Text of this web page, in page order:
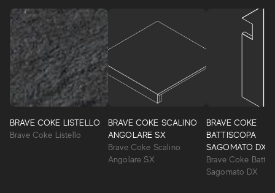
BRAVE COKE LISTELLO
Brave Coke Listello
BRAVE COKE SCALINO
ANGOLARE SX
Brave Coke Scalino
Angolare SX
BRAVE COKE
BATTISCOPA
SAGOMATO DX
Brave Coke
Sagomato DX
Brave
Комплексный проект облицовки, состоящий из
глины, воспроизводит красивый вид редких природных
камней. Крепкая, богатая деталями поверхность
эффектно дополняет дизайн лаконичных по стилю